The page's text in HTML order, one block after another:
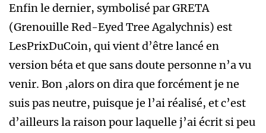
Enfin le dernier, symbolisé par GRETA
(Grenouille Red-Eyed Tree Agalychnis) est
LesPrixDuCoin, qui vient d’être lancé en
version béta et que sans doute personne n’a vu
venir. Bon ,alors on dira que forcément je ne
suis pas neutre, puisque je l’ai réalisé, et c’est
d’ailleurs la raison pour laquelle j’ai écrit si peu